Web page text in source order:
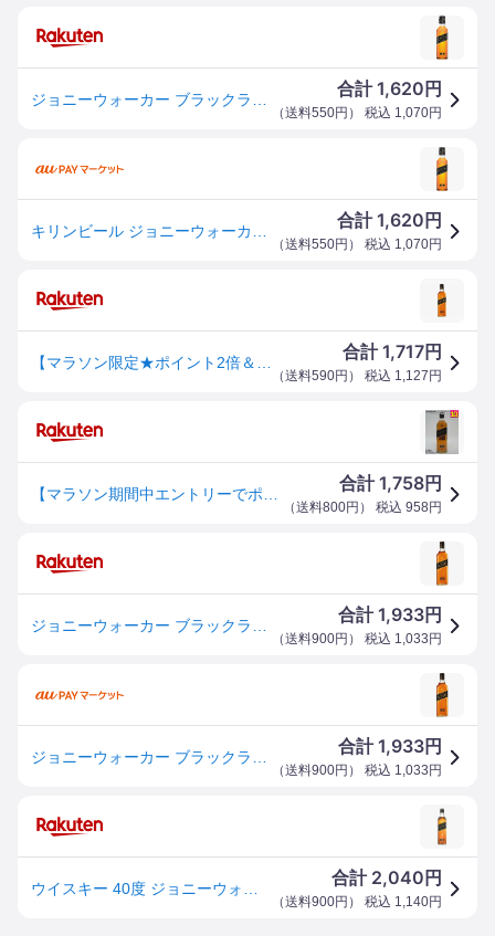
合計1,620 円
（送料550円 ） 税込 1,070円
合計1,620 円
（送料550円 ） 税込 1,070円
合計1,717円
（送料590円 ） 税込 1,127 円
合計1,758円
（送料800円 ） 税込 958 円
合計1,933円
（送料900円 ） 税込 1,033 円
合計1,933円
（送料900円 ） 税込 1,033 円
合計 2,040 円
（送料900円 ） 税込 1,140円